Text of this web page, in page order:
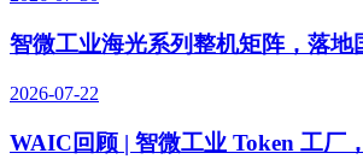
智微工业海光系列整机矩阵，落地
2026-07-22
WAIC回顾 | 智微工业 Token 工厂